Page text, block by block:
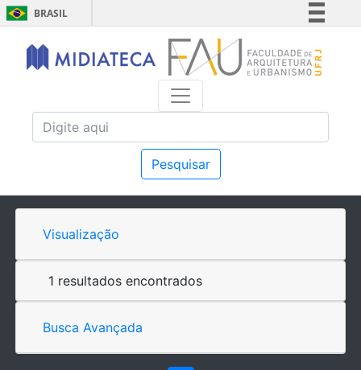
BRASIL
Simplifique!
Comunica BR
Acesso à informação
Pesquisar
Visualização
1 resultados encontrados
Busca Avançada